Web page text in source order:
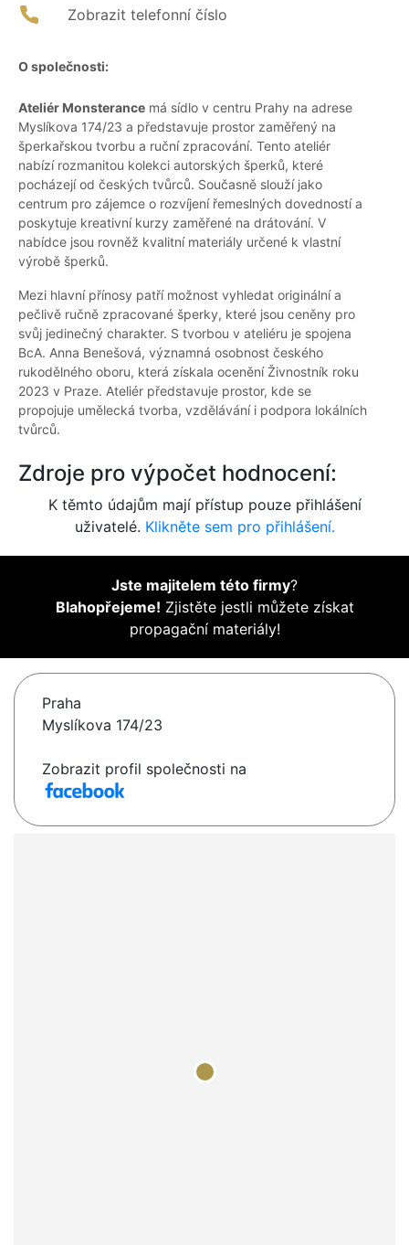
Zobrazit telefonní číslo
O společnosti:
Ateliér Monsterance má sídlo v centru Prahy na adrese
Myslíkova 174/23 a představuje prostor zaměřený na
šperkařskou tvorbu a ruční zpracování. Tento ateliér
nabízí rozmanitou kolekci autorských šperků, které
pocházejí od českých tvůrců. Současně slouží jako
centrum pro zájemce o rozvíjení řemeslných dovedností a
poskytuje kreativní kurzy zaměřené na drátování. V
nabídce jsou rovněž kvalitní materiály určené k vlastní
výrobě šperků.
Mezi hlavní přínosy patří možnost vyhledat originální a
pečlivě ručně zpracované šperky, které jsou ceněny pro
svůj jedinečný charakter. S tvorbou v ateliéru je spojena
BcA. Anna Benešová, významná osobnost českého
rukodělného oboru, která získala ocenění Živnostník roku
2023 v Praze. Ateliér představuje prostor, kde se
propojuje umělecká tvorba, vzdělávání i podpora lokálních
tvůrců.
Zdroje pro výpočet hodnocení:
K těmto údajům mají přístup pouze přihlášení
uživatelé. Klikněte sem pro přihlášení.
Jste majitelem této firmy?
Blahopřejeme! Zjistěte jestli můžete získat
propagační materiály!
Praha
Myslíkova 174/23
Zobrazit profil společnosti na